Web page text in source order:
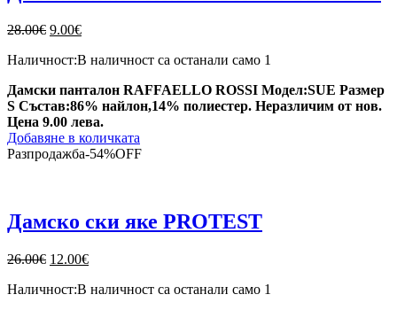
28.00€ Original
was:
9.00€Текущата
е:
Наличност:В наличност са останали само 1
Дамски панталон RAFFAELLO ROSSI Модел:SUE Размер
S Състав:86% найлон,14% полиестер. Неразличим от нов.
Цена 9.00 лева.
Добавяне в количката
Разпродажба-54%OFF
Дамско ски яке PROTEST
26.00€ Original
was:
12.00€Текущата
е:
Наличност:В наличност са останали само 1